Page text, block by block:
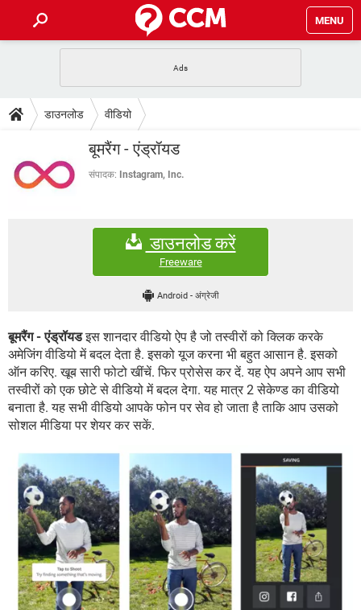
MENU
फोन पर अकाउंट बैलेंस चेक
WhatsApp Hack हो गया?
टेक-स्पेशल
2020 के फ्री एंटीवायरस
बेस्ट फ्री ऑनलाइन गेम्स
Vidmate
FORUM
कंप्यूटर बस
डाउनलोड वीडियो
बूमरैंग - एंड्रॉयड
संपादक: Instagram, Inc.
डाउनलोड करें
Freeware
Android - अंग्रेजी
बूमरैंग - एंड्रॉयडइस शानदार वीडियो ऐप है जो तस्वीरों को क्लिक करके
अमेजिंग वीडियो में बदल देता है. इसको यूज करना भी बहुत आसान है. इसको
ऑन करिए. खूब सारी फोटो खींचें. फिर प्रोसेस कर दें. यह ऐप अपने आप सभी
तस्वीरों को एक छोटे से वीडियो में बदल देगा. यह मात्र 2 सेकेण्ड का वीडियो
बनाता है. यह सभी वीडियो आपके फोन पर सेव हो जाता है ताकि आप उसको
सोशल मीडिया पर शेयर कर सकें.